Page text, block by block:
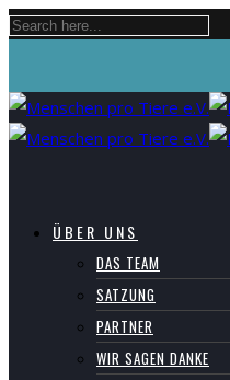
ÜBER UNS
DAS TEAM
SATZUNG
PARTNER
WIR SAGEN DANKE